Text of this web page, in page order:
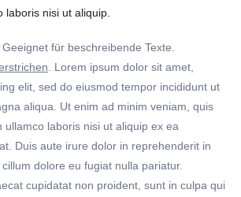
laboris nisi ut aliquip.
für beschreibende Texte.
. Lorem ipsum dolor sit amet,
elit, sed do eiusmod tempor incididunt ut
aliqua. Ut enim ad minim veniam, quis
ullamco laboris nisi ut aliquip ex ea
Duis aute irure dolor in reprehenderit in
dolore eu fugiat nulla pariatur.
cupidatat non proident, sunt in culpa qui